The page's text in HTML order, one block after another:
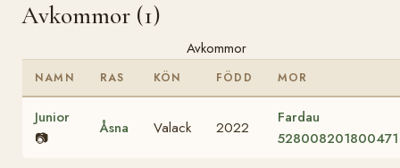
Avkommor (1)
Avkommor
NAMN RAS KÖN FÖDD MOR
Junior
📷
Åsna Valack 2022
Fardau
528008201800471